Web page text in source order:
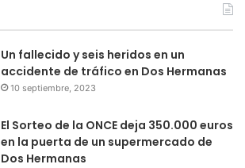
Un fallecido y seis heridos en un
accidente de tráfico en Dos Hermanas
10 septiembre, 2023
El Sorteo de la ONCE deja 350.000 euros
en la puerta de un supermercado de
Dos Hermanas